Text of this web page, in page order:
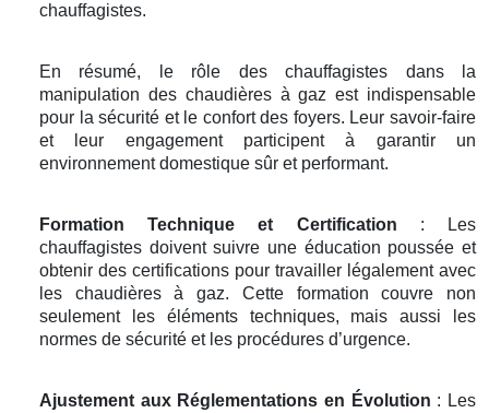
chauffagistes.
En résumé, le rôle des chauffagistes dans la
manipulation des chaudières à gaz est indispensable
pour la sécurité et le confort des foyers. Leur savoir-faire
et leur engagement participent à garantir un
environnement domestique sûr et performant.
Formation Technique et Certification : Les
chauffagistes doivent suivre une éducation poussée et
obtenir des certifications pour travailler légalement avec
les chaudières à gaz. Cette formation couvre non
seulement les éléments techniques, mais aussi les
normes de sécurité et les procédures d’urgence.
Ajustement aux Réglementations en Évolution : Les